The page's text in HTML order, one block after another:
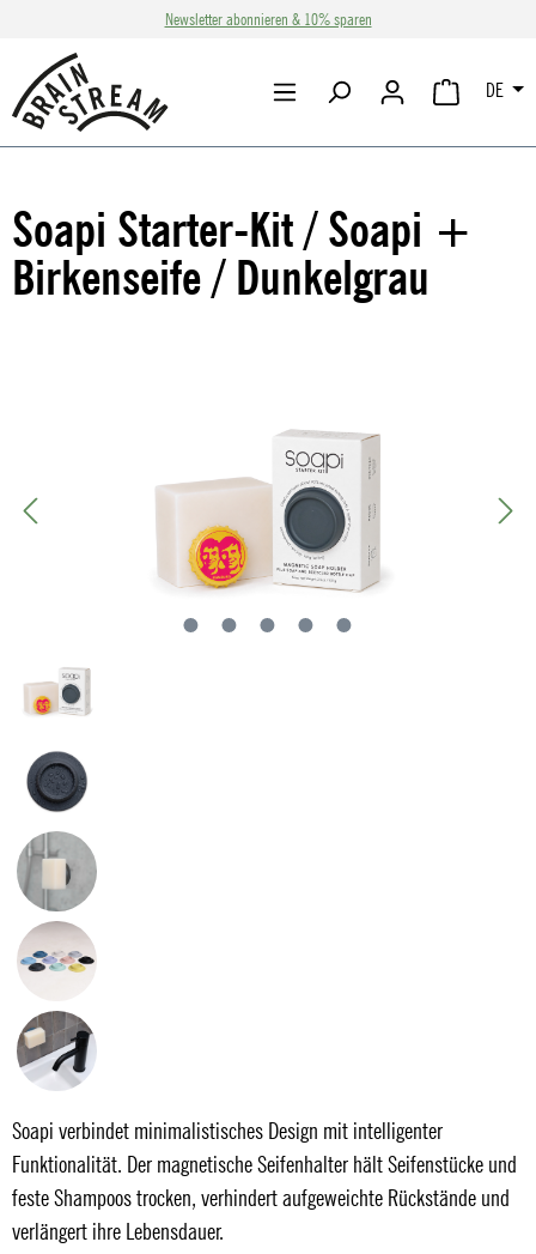
Zum Hauptinhalt springenNewsletter abonnieren & 10% sparen
DE
Soapi Starter-Kit / Soapi +
Birkenseife / Dunkelgrau
Soapi verbindet minimalistisches Design mit intelligenter
Funktionalität. Der magnetische Seifenhalter hält Seifenstücke und
feste Shampoos trocken, verhindert aufgeweichte Rückstände und
verlängert ihre Lebensdauer.